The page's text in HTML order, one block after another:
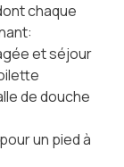
chaque
et séjour
de douche
un pied à